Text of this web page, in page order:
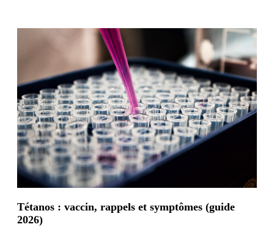
Tétanos : vaccin, rappels et symptômes (guide
2026)